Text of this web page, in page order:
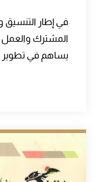
في إطار التنسيق
المشترك والعمل
يساهم في تطوير